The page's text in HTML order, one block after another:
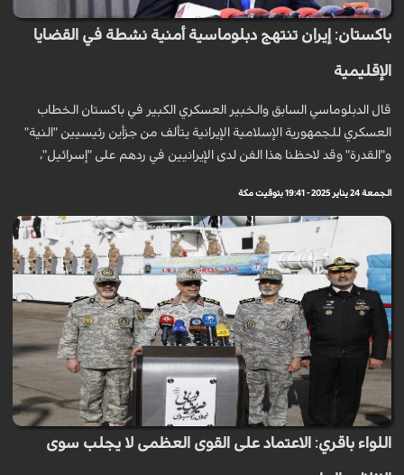
باكستان: إيران تنتهج دبلوماسية أمنية نشطة في القضايا
الإقليمية
قال الدبلوماسي السابق والخبير العسكري الكبير في باكستان الخطاب
العسكري للجمهورية الإسلامية الإيرانية يتألف من جزأين رئيسيين "النية"
و"القدرة" وقد لاحظنا هذا الفن لدى الإيرانيين في ردهم على "إسرائيل"،
الجمعة 24 يناير 2025 - 19:41 بتوقيت مكة
اللواء باقري: الاعتماد على القوى العظمى لا يجلب سوى